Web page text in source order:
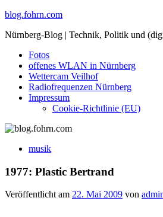
Skip
content
blog.fohrn.com
Nürnberg-Blog | Technik, Politik und
Fotos
offenes WLAN in Nürnberg
Wettercam Veilhof
Radiofrequenzen Nürnberg
Impressum
Cookie-Richtlinie (EU)
musik
1977: Plastic Bertrand
Veröffentlicht am 22. Mai 2009 von